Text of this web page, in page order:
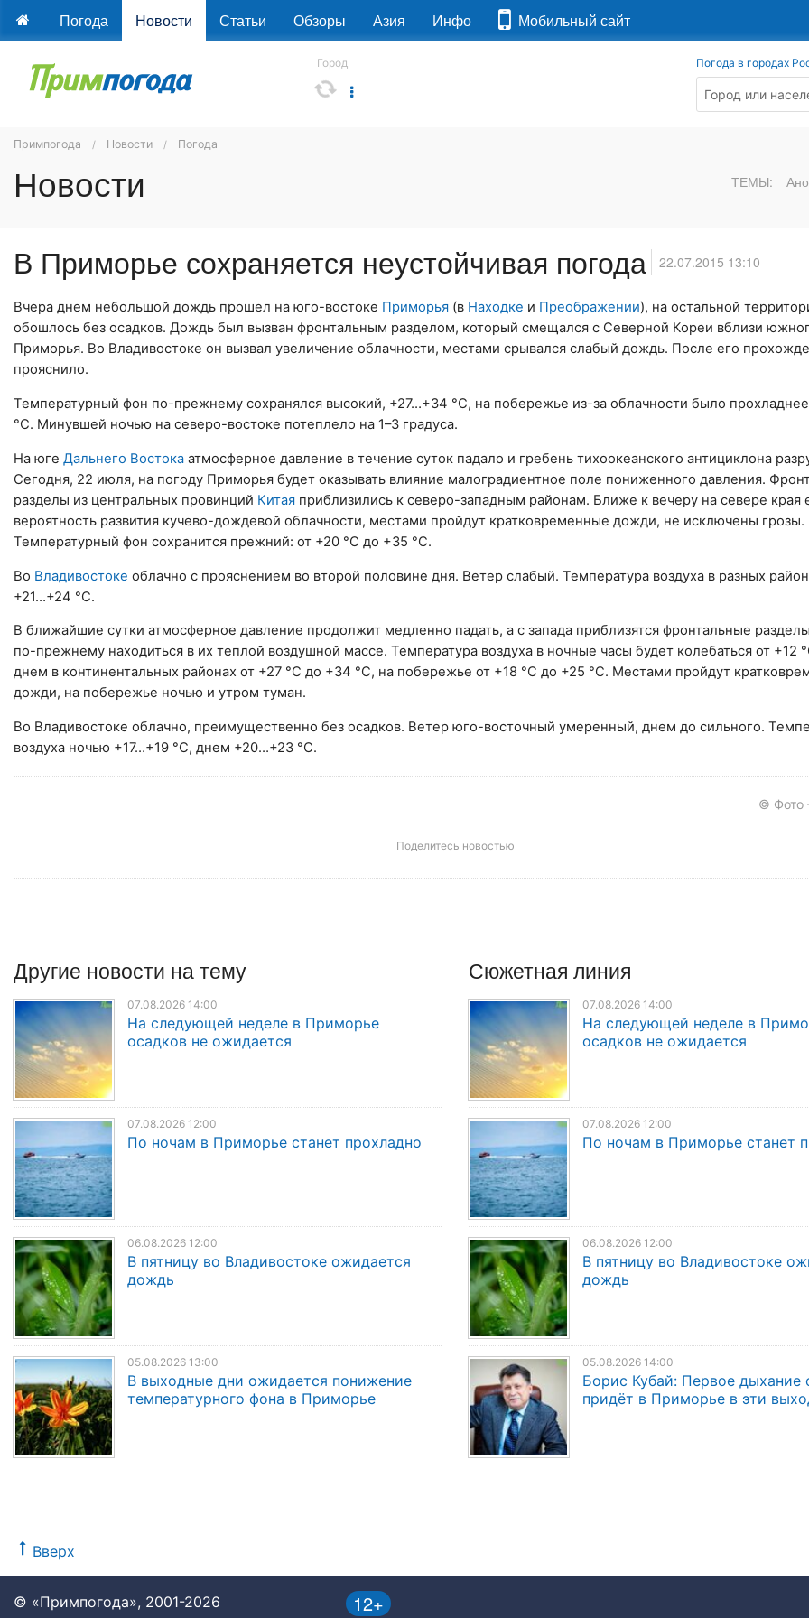
Погода Новости Статьи Обзоры Азия Инфо Мобильный сайт
Город Погода в городах
Примпогода Новости Погода
Новости ТЕМЫ:
В Приморье сохраняется неустойчивая погода 22.07.2015 13:10
Вчера днем небольшой дождь прошел на юго-востоке Приморья (в Находке и Преображении), на остальной
обошлось без осадков. Дождь был вызван фронтальным разделом, который смещался с Северной Кореи вблизи
Приморья. Во Владивостоке он вызвал увеличение облачности, местами срывался слабый дождь. После его
прояснило.
Температурный фон по-прежнему сохранялся высокий, +27…+34 °C, на побережье из-за облачности было
°C. Минувшей ночью на северо-востоке потеплело на 1–3 градуса.
На юге Дальнего Востока атмосферное давление в течение суток падало и гребень тихоокеанского антициклона
Сегодня, 22 июля, на погоду Приморья будет оказывать влияние малоградиентное поле пониженного давления.
разделы из центральных провинций Китая приблизились к северо-западным районам. Ближе к вечеру на севере края
вероятность развития кучево-дождевой облачности, местами пройдут кратковременные дожди, не исключены грозы.
Температурный фон сохранится прежний: от +20 °C до +35 °C.
Во Владивостоке облачно с прояснением во второй половине дня. Ветер слабый. Температура воздуха в разных
+21…+24 °C.
В ближайшие сутки атмосферное давление продолжит медленно падать, а с запада приблизятся фронтальные
по-прежнему находиться в их теплой воздушной массе. Температура воздуха в ночные часы будет колебаться от +12
днем в континентальных районах от +27 °C до +34 °C, на побережье от +18 °C до +25 °C. Местами пройдут
дожди, на побережье ночью и утром туман.
Во Владивостоке облачно, преимущественно без осадков. Ветер юго-восточный умеренный, днем до сильного.
воздуха ночью +17…+19 °C, днем +20…+23 °C.
© Фото
Поделитесь новостью
Другие новости на тему
07.08.2026 14:00
На следующей неделе в Приморье
осадков не ожидается
07.08.2026 12:00
По ночам в Приморье станет прохладно
06.08.2026 12:00
В пятницу во Владивостоке ожидается
дождь
05.08.2026 13:00
В выходные дни ожидается понижение
температурного фона в Приморье
Сюжетная линия
07.08.2026 14:00
На следующей неделе в
осадков не ожидается
07.08.2026 12:00
По ночам в Приморье станет
06.08.2026 12:00
В пятницу во Владивостоке
дождь
05.08.2026 14:00
Борис Кубай: Первое дыхание
придёт в Приморье в эти
Вверх
12+
© «Примпогода», 2001-2026